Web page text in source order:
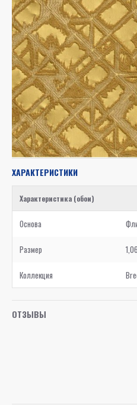
ХАРАКТЕРИСТИКИ
Характеристика (обои)
Основа
Размер
Коллекция
ОТЗЫВЫ